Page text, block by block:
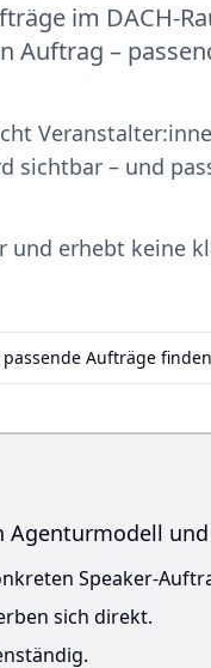
im DACH-
Auftrag –
sichtbar – und
und erhebt keine
passende Aufträge finden
Speaker-
sich direkt.